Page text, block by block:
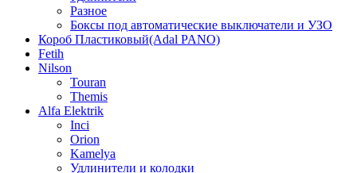
Разное
Боксы под автоматические выключатели и УЗО
Короб Пластиковый(Adal PANO)
Fetih
Nilson
Touran
Themis
Alfa Elektrik
Inci
Orion
Kamelya
Удлинители и колодки